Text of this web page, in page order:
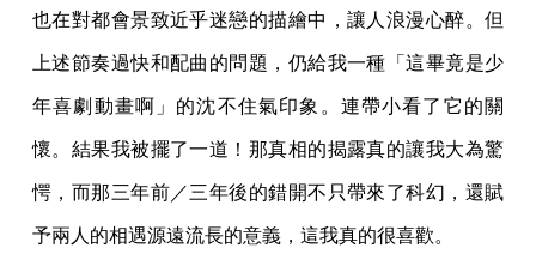
也在對都會景致近乎迷戀的描繪中，讓人浪漫心醉。但
上述節奏過快和配曲的問題，仍給我一種「這畢竟是少
年喜劇動畫啊」的沈不住氣印象。連帶小看了它的關
懷。結果我被擺了一道！那真相的揭露真的讓我大為驚
愕，而那三年前／三年後的錯開不只帶來了科幻，還賦
予兩人的相遇源遠流長的意義，這我真的很喜歡。